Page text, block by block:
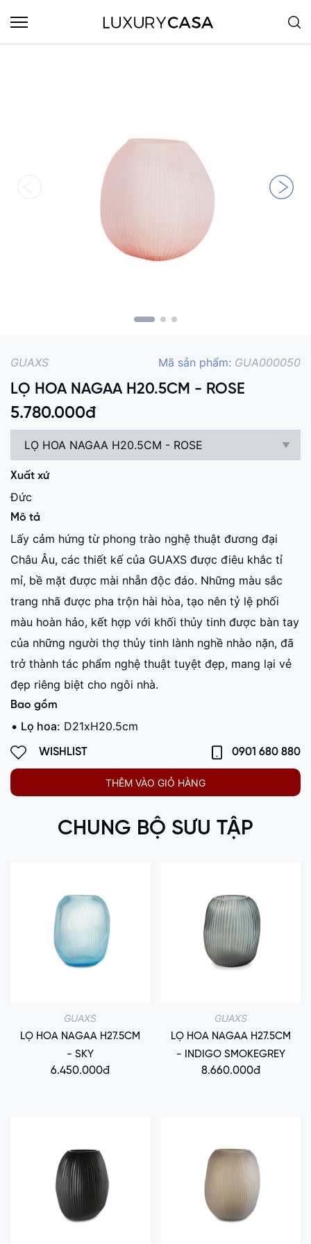
GUAXS Mã sản phẩm: GUA000050
LỌ HOA NAGAA H20.5CM - ROSE
5.780.000đ
LỌ HOA NAGAA H20.5CM - ROSE
Xuất xứ
Đức
Mô tả
Lấy cảm hứng từ phong trào nghệ thuật đương đại
Châu Âu, các thiết kế của GUAXS được điêu khắc tỉ
mỉ, bề mặt được mài nhẵn độc đáo. Những màu sắc
trang nhã được pha trộn hài hòa, tạo nên tỷ lệ phối
màu hoàn hảo, kết hợp với khối thủy tinh được bàn tay
của những người thợ thủy tinh lành nghề nhào nặn, đã
trở thành tác phẩm nghệ thuật tuyệt đẹp, mang lại vẻ
đẹp riêng biệt cho ngôi nhà.
Bao gồm
Lọ hoa: D21xH20.5cm
WISHLIST 0901 680 880
THÊM VÀO GIỎ HÀNG
CHUNG BỘ SƯU TẬP
GUAXS
LỌ HOA NAGAA H27.5CM
- SKY
6.450.000đ
GUAXS
LỌ HOA NAGAA H27.5CM
- INDIGO SMOKEGREY
8.660.000đ